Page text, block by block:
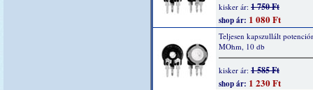
kisker ár: 1 750 Ft
shop ár: 1 080 Ft
Teljesen kapszullált
MOhm, 10 db
kisker ár: 1 585 Ft
shop ár: 1 230 Ft